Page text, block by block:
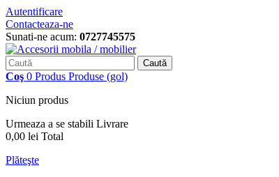
Autentificare
Contacteaza-ne
Sunati-ne acum: 0727745575
Caută
Coş 0 Produs Produse (gol)
Niciun produs
Urmeaza a se stabili Livrare
0,00 lei Total
Plăteşte